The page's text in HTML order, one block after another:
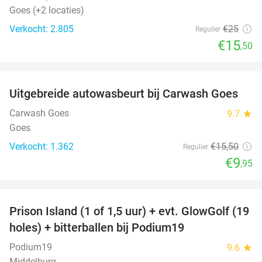
Goes (+2 locaties)
Verkocht: 2.805
Regulier €25
€15,50
36%
Uitgebreide autowasbeurt bij Carwash Goes
Carwash Goes 9.7 star
Goes
Verkocht: 1.362
Regulier €15,50
€9,95
36%
Prison Island (1 of 1,5 uur) + evt. GlowGolf (19
holes) + bitterballen bij Podium19
Podium19 9.6 star